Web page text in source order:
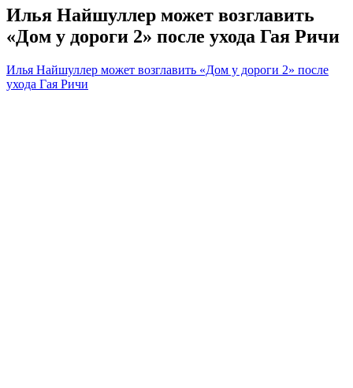
Илья Найшуллер может возглавить
«Дом у дороги 2» после ухода Гая Ричи
Илья Найшуллер может возглавить «Дом у дороги 2» после
ухода Гая Ричи